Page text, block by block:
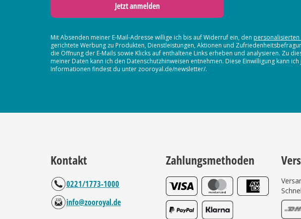
Jetzt anmelden
Mit Absenden meiner E-Mail-Adresse willige ich bis auf Widerruf ein, den personalisierten
gerichtete Werbung zu Produkten, Dienstleistungen, Aktionen und
die Öffnung der E-Mails sowie Klicks auf enthaltene Links erheben und analysieren. Zu
meiner Daten kann ich den Datenschutzhinweisen entnehmen. Diese Einwilligung kann
Informationen findest du unter zooroyal.de/newsletter/.
Kontakt
0221/1773-1000
info@zooroyal.de
Zahlungsmethoden